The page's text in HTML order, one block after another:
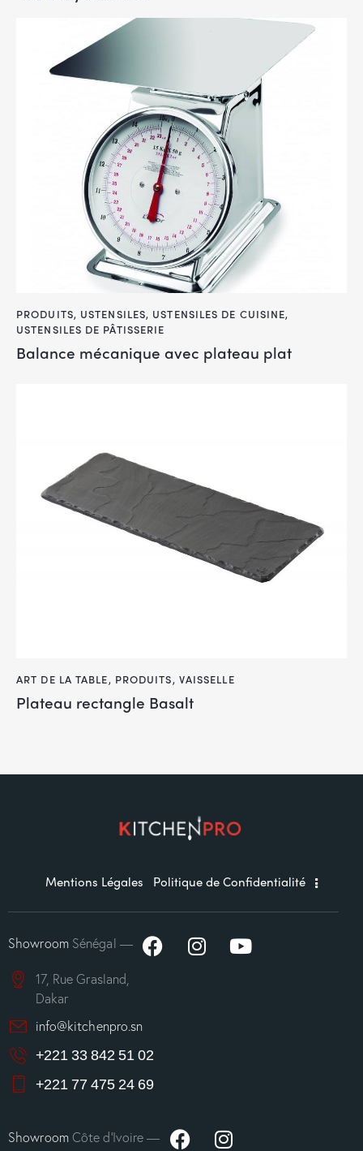
PRODUITS, USTENSILES, USTENSILES DE CUISINE,
USTENSILES DE PÂTISSERIE
Balance mécanique avec plateau plat
ART DE LA TABLE, PRODUITS, VAISSELLE
Plateau rectangle Basalt
Mentions Légales Politique de Confidentialité
ShowroomSénégal —
17, Rue Grasland,
Dakar
info@kitchenpro.sn
+221 33 842 51 02
+221 77 475 24 69
ShowroomCôte d’Ivoire —